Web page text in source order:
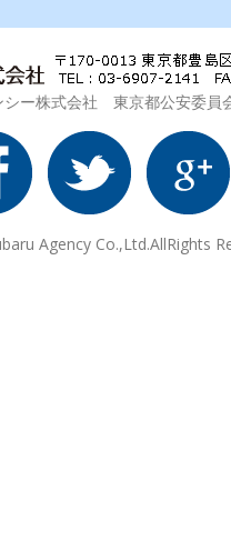
シー株式会社 東京都公安委
Agency Co.,Ltd.AllRights